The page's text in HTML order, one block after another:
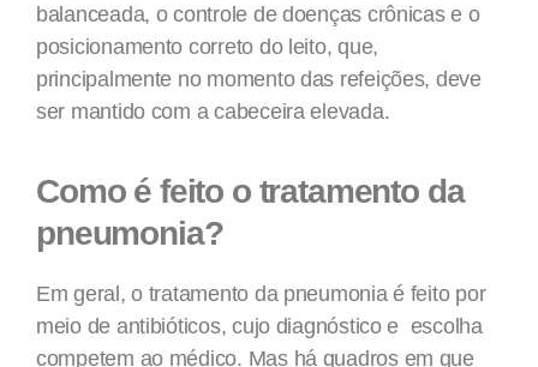
balanceada, o controle de doenças crônicas e o
posicionamento correto do leito, que,
principalmente no momento das refeições, deve
ser mantido com a cabeceira elevada.
Como é feito o tratamento da
pneumonia?
Em geral, o tratamento da pneumonia é feito por
meio de antibióticos, cujo diagnóstico e escolha
competem ao médico. Mas há quadros em que